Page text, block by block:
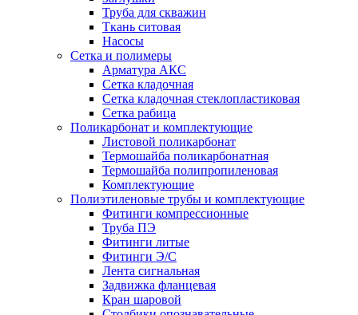
Труба для скважин
Ткань ситовая
Насосы
Сетка и полимеры
Арматура АКС
Сетка кладочная
Сетка кладочная стеклопластиковая
Сетка рабица
Поликарбонат и комплектующие
Листовой поликарбонат
Термошайба поликарбонатная
Термошайба полипропиленовая
Комплектующие
Полиэтиленовые трубы и комплектующие
Фитинги компрессионные
Труба ПЭ
Фитинги литые
Фитинги Э/С
Лента сигнальная
Задвижка фланцевая
Кран шаровой